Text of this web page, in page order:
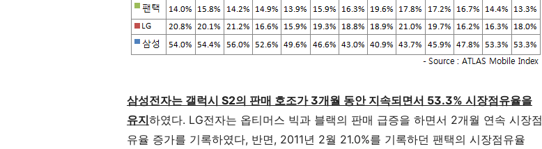
삼성전자는 갤럭시 S2의 판매 호조가 3개월 동안 지속되면서 53.3% 시장점유율을
유지하였다. LG전자는 옵티머스 빅과 블랙의 판매 급증을 하면서 2개월 연속 시장점
유율 증가를 기록하였다, 반면, 2011년 2월 21.0%를 기록하던 팬택의 시장점유율